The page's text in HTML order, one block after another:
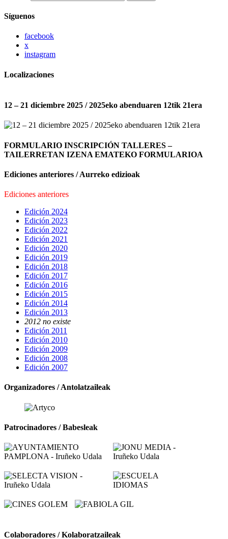
Síguenos
facebook
x
instagram
Localizaciones
12 – 21 diciembre 2025 / 2025eko abenduaren 12tik 21era
FORMULARIO INSCRIPCIÓN TALLERES –
TAILERRETAN IZENA EMATEKO FORMULARIOA
Ediciones anteriores / Aurreko edizioak
Ediciones anteriores
Edición 2024
Edición 2023
Edición 2022
Edición 2021
Edición 2020
Edición 2019
Edición 2018
Edición 2017
Edición 2016
Edición 2015
Edición 2014
Edición 2013
2012 no existe
Edición 2011
Edición 2010
Edición 2009
Edición 2008
Edición 2007
Organizadores / Antolatzaileak
Patrocinadores / Babesleak
Colaboradores / Kolaboratzaileak